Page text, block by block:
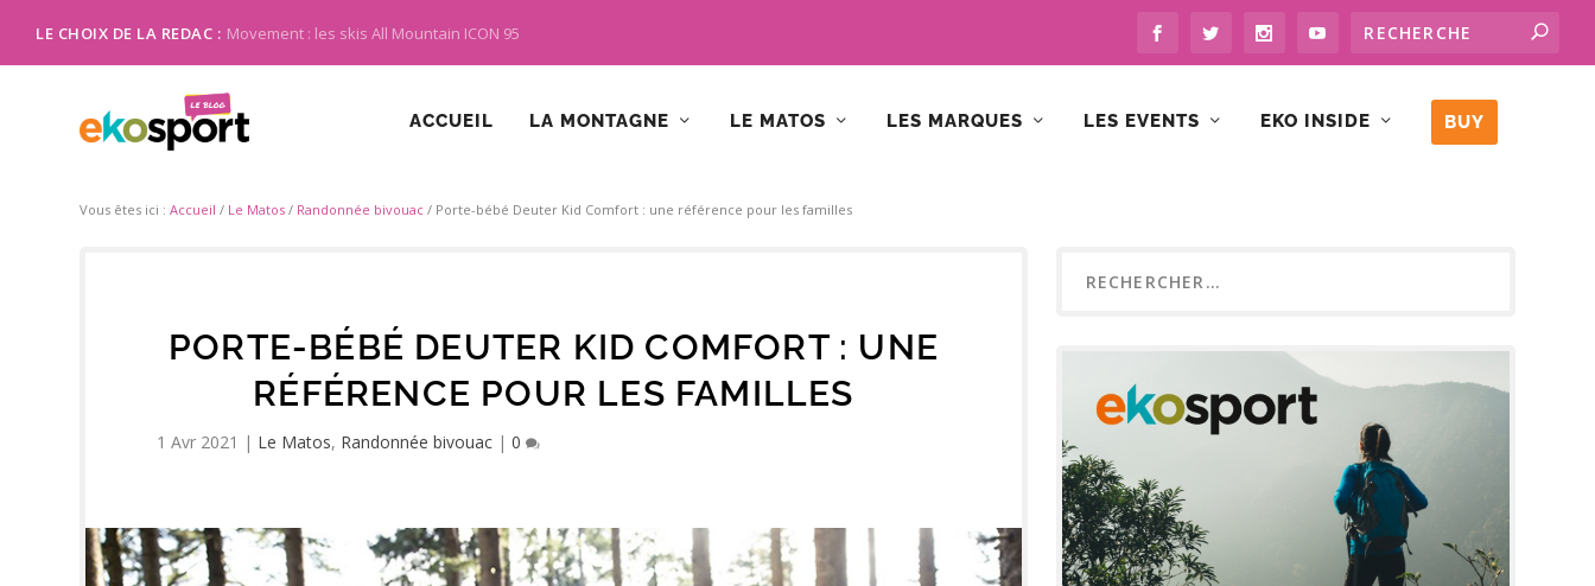
LE CHOIX DE LA REDAC : Movement : les skis All Mountain ICON 95
ACCUEIL LA MONTAGNE LE MATOS LES MARQUES LES EVENTS EKO INSIDE BUY
Vous êtes ici :Accueil / Le Matos / Randonnée bivouac / Porte-bébé Deuter Kid Comfort : une référence pour les familles
PORTE-BÉBÉ DEUTER KID COMFORT : UNE
RÉFÉRENCE POUR LES FAMILLES
1 Avr 2021 | Le Matos, Randonnée bivouac |0